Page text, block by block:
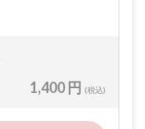
1,400 円 (税込)